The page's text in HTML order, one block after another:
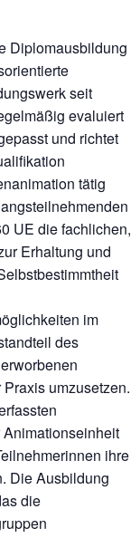
Diplomausbildung
seit
evaluiert
und richtet
tätig
UE die fachlichen,
Erhaltung und
im
des
umzusetzen.
ihre
Die Ausbildung
die